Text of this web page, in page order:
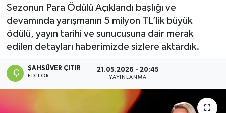
Sezonun Para Ödülü Açıklandı başlığı ve
devamında yarışmanın 5 milyon TL’lik büyük
ödülü, yayın tarihi ve sunucusuna dair merak
edilen detayları haberimizde sizlere aktardık.
ŞAHSÜVER ÇITIR
EDITÖR
21.05.2026 - 20:45
YAYINLANMA
EREĞLİ
GÖKÇEBEY